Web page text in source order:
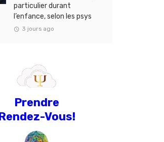
particulier durant
l’enfance, selon les psys
3 jours ago
Prendre
Rendez-Vous!